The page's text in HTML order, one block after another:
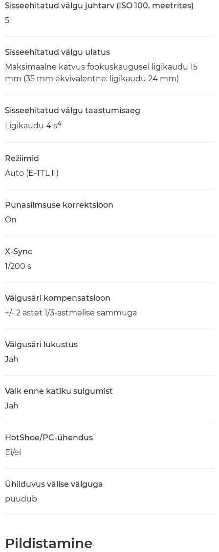
Sisseehitatud välgu juhtarv (ISO 100, meetrites)
5
Sisseehitatud välgu ulatus
Maksimaalne katvus fookuskaugusel ligikaudu 15
mm (35 mm ekvivalentne: ligikaudu 24 mm)
Sisseehitatud välgu taastumisaeg
Ligikaudu 4 s4
Režiimid
Auto (E-TTL II)
Punasilmsuse korrektsioon
On
X-Sync
1/200 s
Välgusäri kompensatsioon
+/- 2 astet 1/3-astmelise sammuga
Välgusäri lukustus
Jah
Välk enne katiku sulgumist
Jah
HotShoe/PC-ühendus
Ei/ei
Ühilduvus välise välguga
puudub
Pildistamine